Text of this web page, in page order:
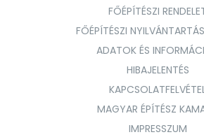
FŐÉPÍTÉSZI
FŐÉPÍTÉSZI
ADATOK ÉS
HIBAJELENTÉS
MAGYAR ÉPÍTÉSZ
IMPRESSZUM